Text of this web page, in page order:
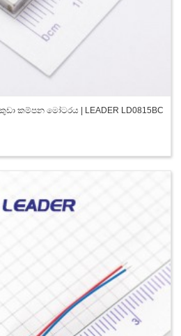
කම්පන මෝටරය | LEADER LD0815BC